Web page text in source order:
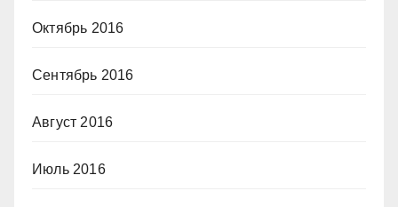
Октябрь 2016
Сентябрь 2016
Август 2016
Июль 2016